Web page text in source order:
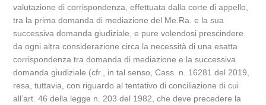
valutazione di corrispondenza, effettuata dalla corte di appello,
tra la prima domanda di mediazione del Me.Ra. e la sua
successiva domanda giudiziale, e pure volendosi prescindere
da ogni altra considerazione circa la necessità di una esatta
corrispondenza tra domanda di mediazione e la successiva
domanda giudiziale (cfr., in tal senso, Cass. n. 16281 del 2019,
resa, tuttavia, con riguardo al tentativo di conciliazione di cui
all’art. 46 della legge n. 203 del 1982, che deve precedere la